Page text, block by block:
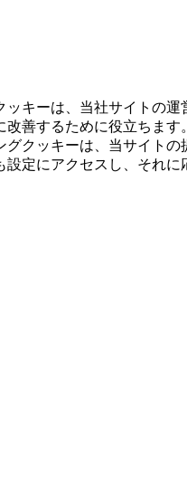
キーは、当社サイトの
善するために役立ちま
クッキーは、当サイト
定にアクセスし、それに